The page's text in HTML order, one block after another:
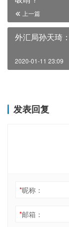
上一篇
外汇局孙天琦
2020-01-11 23:09
发表回复
*昵称：
*邮箱：